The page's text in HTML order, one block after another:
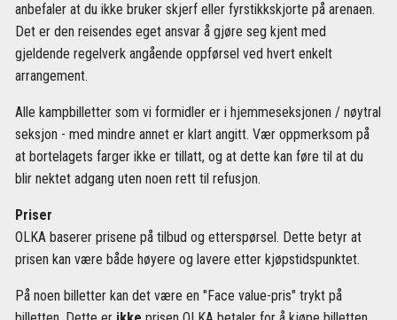
anbefaler at du ikke bruker skjerf eller fyrstikkskjorte på arenaen.
Det er den reisendes eget ansvar å gjøre seg kjent med
gjeldende regelverk angående oppførsel ved hvert enkelt
arrangement.
Alle kampbilletter som vi formidler er i hjemmeseksjonen / nøytral
seksjon - med mindre annet er klart angitt. Vær oppmerksom på
at bortelagets farger ikke er tillatt, og at dette kan føre til at du
blir nektet adgang uten noen rett til refusjon.
Priser
OLKA baserer prisene på tilbud og etterspørsel. Dette betyr at
prisen kan være både høyere og lavere etter kjøpstidspunktet.
På noen billetter kan det være en "Face value-pris" trykt på